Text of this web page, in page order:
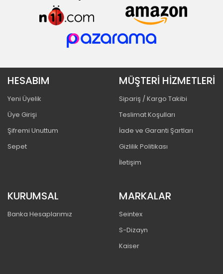
HESABIM
Yeni Üyelik
Üye Girişi
Şifremi Unuttum
Sepet
MÜŞTERİ HİZMETLERİ
Sipariş / Kargo Takibi
Teslimat Koşulları
İade ve Garanti Şartları
Gizlilik Politikası
İletişim
KURUMSAL
Banka Hesaplarımız
MARKALAR
Seintex
S-Dizayn
Kaiser